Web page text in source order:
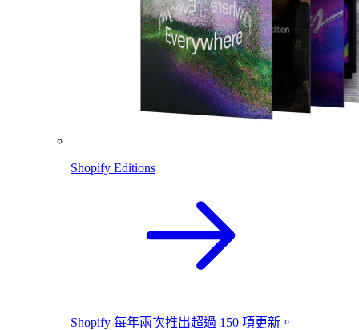
Shopify Editions
Shopify 每年兩次推出超過 150 項更新。